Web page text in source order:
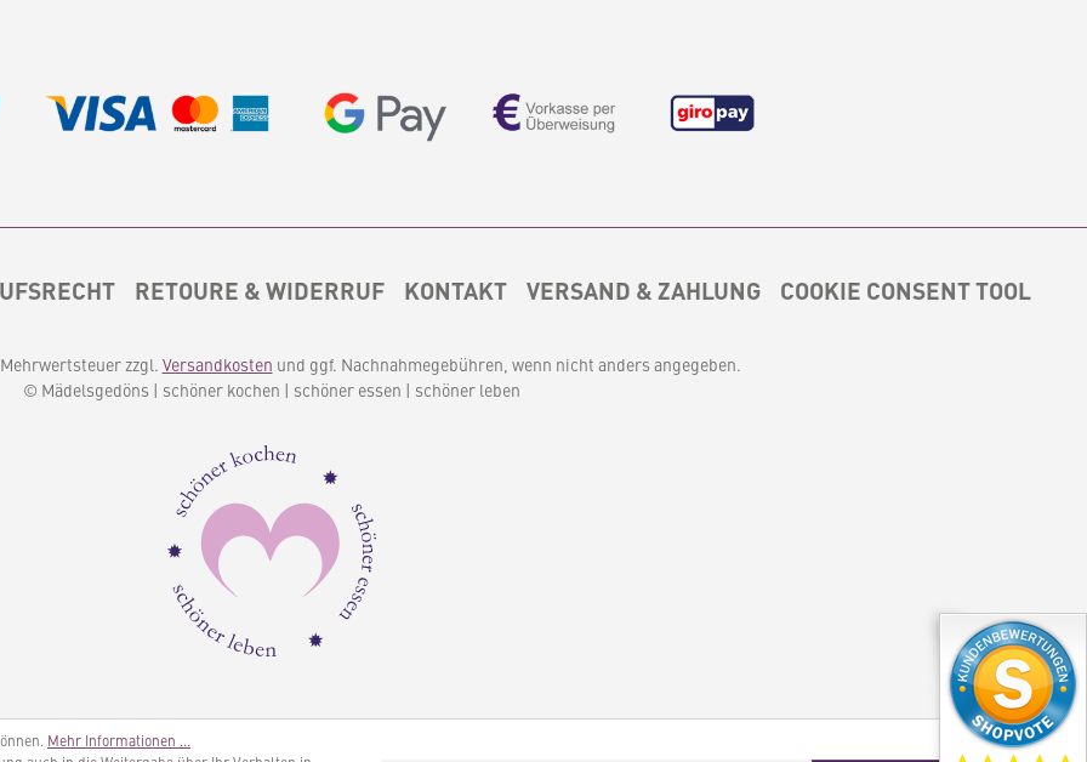
RETOURE & WIDERRUF KONTAKT VERSAND & ZAHLUNG COOKIE CONSENT TOOL
zzgl. Versandkosten und ggf. Nachnahmegebühren, wenn nicht anders angegeben.
© Mädelsgedöns | schöner kochen | schöner essen | schöner leben
Mehr Informationen ...